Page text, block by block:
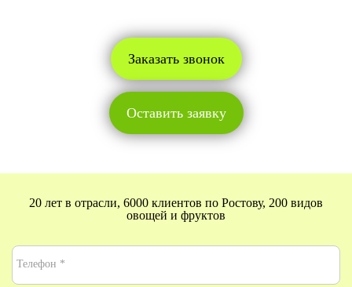
Заказать звонок
Оставить заявку
20 лет в отрасли, 6000 клиентов по Ростову, 200 видов
овощей и фруктов